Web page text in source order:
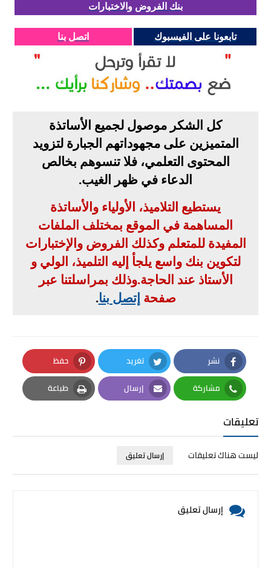
بنك الفروض والاختبارات
تابعونا على الفيسبوك اتصل بنا
كل الشكر موصول لجميع الأساتذة
المتميزين على مجهوداتهم الجبارة لتزويد
المحتوى التعلمي، فلا تنسوهم بخالص
الدعاء في ظهر الغيب.
يستطيع التلاميذ، الأولياء والأساتذة
المساهمة في الموقع بمختلف الملفات
المفيدة للمتعلم وكذلك الفروض والإختبارات
لتكوين بنك واسع يلجأ إليه التلميذ، الولي و
الأستاذ عند الحاجة.وذلك بمراسلتنا عبر
صفحة إتصل بنا.
نشر
Facebook
تغريد
Twitter
حفظ
Pinterest
مشاركة
Whatsapp
إرسال
Email
طباعة
Print
تعليقات
ليست هناك تعليقات إرسال تعليق
إرسال تعليق